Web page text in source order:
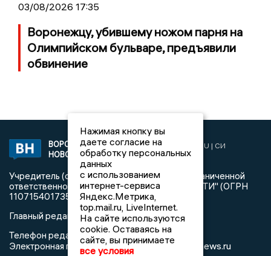
03/08/2026 17:35
Воронежцу, убившему ножом парня на
Олимпийском бульваре, предъявили
обвинение
ВОРОНЕЖСКИЕ
НОВОСТИ
2019 © VORONEZHNEWS.RU | СИ
«Воронежские новости»
Учредитель (соучредители): Общество с ограниченной
ответственностью "РЕГИОНАЛЬНЫЕ НОВОСТИ" (ОГРН
1107154017354)
Главный редактор: Пирогов А.А.
Телефон редакции: +7 (473) 262 77 92
Электронная почта редакции:info@voronezhnews.ru
Нажимая кнопку вы
даете согласие на
обработку персональных
данных
с использованием
интернет-сервиса
Яндекс.Метрика,
top.mail.ru, LiveInternet.
На сайте используются
cookie. Оставаясь на
сайте, вы принимаете
все условия